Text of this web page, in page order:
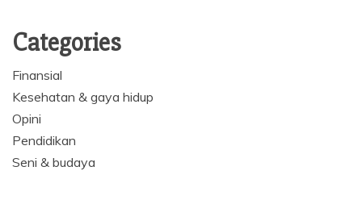
Categories
Finansial
Kesehatan & gaya hidup
Opini
Pendidikan
Seni & budaya